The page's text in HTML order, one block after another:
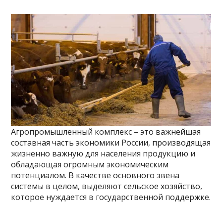
Агропромышленный комплекс – это важнейшая
составная часть экономики России, производящая
жизненно важную для населения продукцию и
обладающая огромным экономическим
потенциалом. В качестве основного звена
системы в целом, выделяют сельское хозяйство,
которое нуждается в государственной поддержке.